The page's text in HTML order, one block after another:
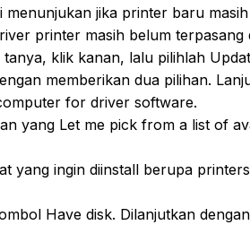
jika printer baru
printer masih belum terpasang
klik kanan, lalu pilihlah
memberikan dua pilihan.
for driver software.
yang Let me pick from a list of
yang ingin diinstall berupa
Have disk. Dilanjutkan